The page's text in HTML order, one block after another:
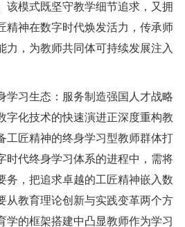
该模式既坚守教学细节追求，又拥
精神在数字时代焕发活力，传承师
力，为教师共同体可持续发展注入
习生态：服务制造强国人才战略
字化技术的快速演进正深度重构教
工匠精神的终身学习型教师群体打
时代终身学习体系的进程中，需将
务，把追求卓越的工匠精神嵌入数
从教育理论创新与实践变革两个方
学的框架搭建中凸显教师作为学习